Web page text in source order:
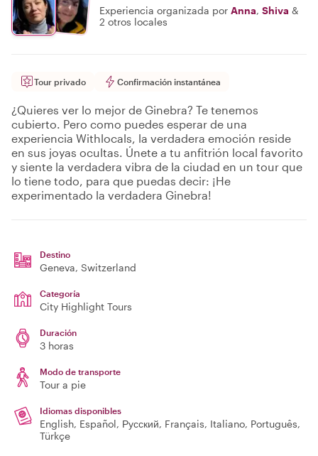
Experiencia organizada por Anna, Shiva &
2 otros locales
Tour privado Confirmación instantánea
¿Quieres ver lo mejor de Ginebra? Te tenemos
cubierto. Pero como puedes esperar de una
experiencia Withlocals, la verdadera emoción reside
en sus joyas ocultas. Únete a tu anfitrión local favorito
y siente la verdadera vibra de la ciudad en un tour que
lo tiene todo, para que puedas decir: ¡He
experimentado la verdadera Ginebra!
Destino
Geneva, Switzerland
Categoría
City Highlight Tours
Duración
3 horas
Modo de transporte
Tour a pie
Idiomas disponibles
English, Español, Русский, Français, Italiano, Português,
Türkçe